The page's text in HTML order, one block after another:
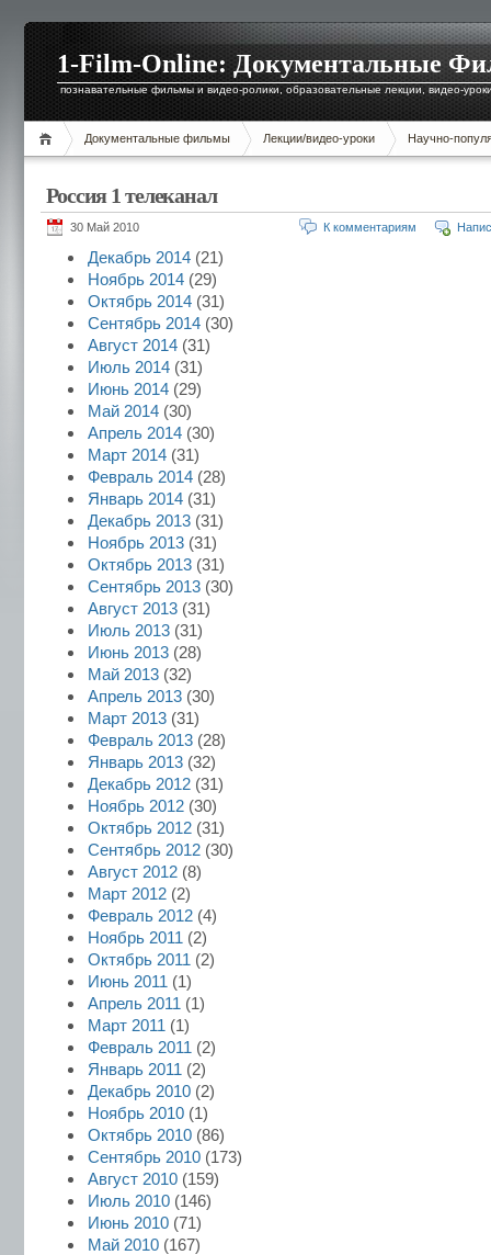
1-Film-Online: Документальные
познавательные фильмы и видео-ролики, образовательные лекции, видео-
Документальные фильмы Лекции/видео-уроки Научно-
Россия 1 телеканал
30 Май 2010 К комментариям
Декабрь 2014 (21)
Ноябрь 2014 (29)
Октябрь 2014 (31)
Сентябрь 2014 (30)
Август 2014 (31)
Июль 2014 (31)
Июнь 2014 (29)
Май 2014 (30)
Апрель 2014 (30)
Март 2014 (31)
Февраль 2014 (28)
Январь 2014 (31)
Декабрь 2013 (31)
Ноябрь 2013 (31)
Октябрь 2013 (31)
Сентябрь 2013 (30)
Август 2013 (31)
Июль 2013 (31)
Июнь 2013 (28)
Май 2013 (32)
Апрель 2013 (30)
Март 2013 (31)
Февраль 2013 (28)
Январь 2013 (32)
Декабрь 2012 (31)
Ноябрь 2012 (30)
Октябрь 2012 (31)
Сентябрь 2012 (30)
Август 2012 (8)
Март 2012 (2)
Февраль 2012 (4)
Ноябрь 2011 (2)
Октябрь 2011 (2)
Июнь 2011 (1)
Апрель 2011 (1)
Март 2011 (1)
Февраль 2011 (2)
Январь 2011 (2)
Декабрь 2010 (2)
Ноябрь 2010 (1)
Октябрь 2010 (86)
Сентябрь 2010 (173)
Август 2010 (159)
Июль 2010 (146)
Июнь 2010 (71)
Май 2010 (167)